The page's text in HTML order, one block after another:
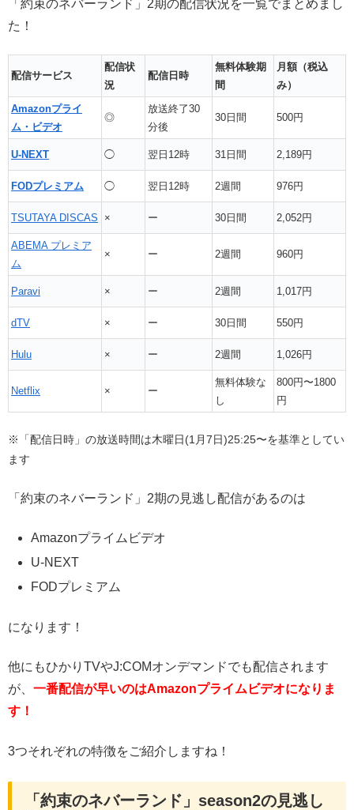
「約束のネバーランド」2期の配信状況を一覧でまとめまし
た！
配信サービス
配信状
況
配信日時
無料体験期
間
月額（税込
み）
Amazonプライ
ム・ビデオ
◎
放送終了30
分後
30日間 500円
U-NEXT ◯ 翌日12時 31日間 2,189円
FODプレミアム ◯ 翌日12時 2週間 976円
TSUTAYA DISCAS × ー 30日間 2,052円
ABEMA プレミア
ム
× ー 2週間 960円
Paravi × ー 2週間 1,017円
dTV × ー 30日間 550円
Hulu × ー 2週間 1,026円
Netflix × ー
無料体験な
し
800円〜1800
円
※「配信日時」の放送時間は木曜日(1月7日)25:25〜を基準としてい
ます
「約束のネバーランド」2期の見逃し配信があるのは
Amazonプライムビデオ
U-NEXT
FODプレミアム
になります！
他にもひかりTVやJ:COMオンデマンドでも配信されます
が、 一番配信が早いのはAmazonプライムビデオになりま
す！
3つそれぞれの特徴をご紹介しますね！
「約束のネバーランド」season2の見逃し